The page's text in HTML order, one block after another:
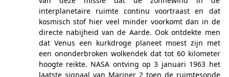
interplanetaire ruimte continu voortraast en dat
kosmisch stof hier veel minder voorkomt dan in de
directe nabijheid van de Aarde. Ook ontdekte men
dat Venus een kurkdroge planeet moest zijn met
een ononderbroken wolkendek dat tot 60 kilometer
hoogte reikte. NASA ontving op 3 januari 1963 het
laatste signaal van Mariner 2 toen de ruimtesonde